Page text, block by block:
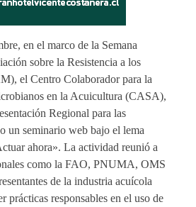
en el marco de la Semana
sobre la Resistencia a los
el Centro Colaborador para la
en la Acuicultura (CASA),
Regional para las
un seminario web bajo el lema
ahora». La actividad reunió a
como la FAO, PNUMA, OMS
de la industria acuícola
prácticas responsables en el uso de